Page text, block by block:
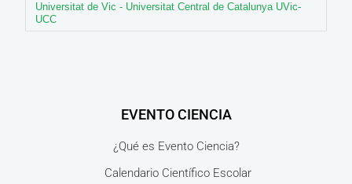
Universitat de Vic - Universitat Central de Catalunya UVic-
UCC
EVENTO CIENCIA
¿Qué es Evento Ciencia?
Calendario Científico Escolar